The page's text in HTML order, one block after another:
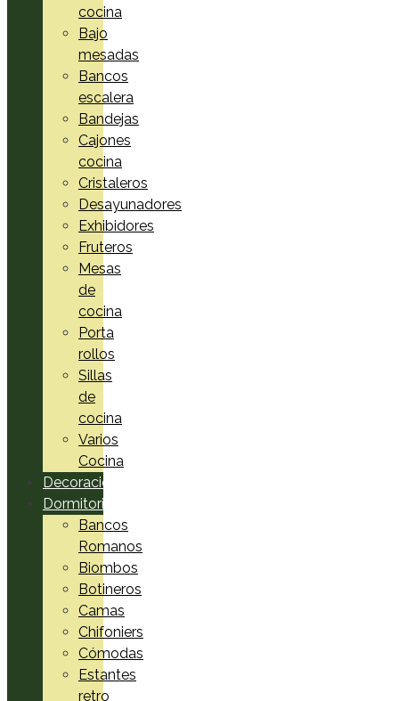
cocina
Bajo
mesadas
Bancos
escalera
Bandejas
Cajones
cocina
Cristaleros
Desayunadores
Exhibidores
Fruteros
Mesas
de
cocina
Porta
rollos
Sillas
de
cocina
Varios
Cocina
Decoración
Dormitorio
Bancos
Romanos
Biombos
Botineros
Camas
Chifoniers
Cómodas
Estantes
retro